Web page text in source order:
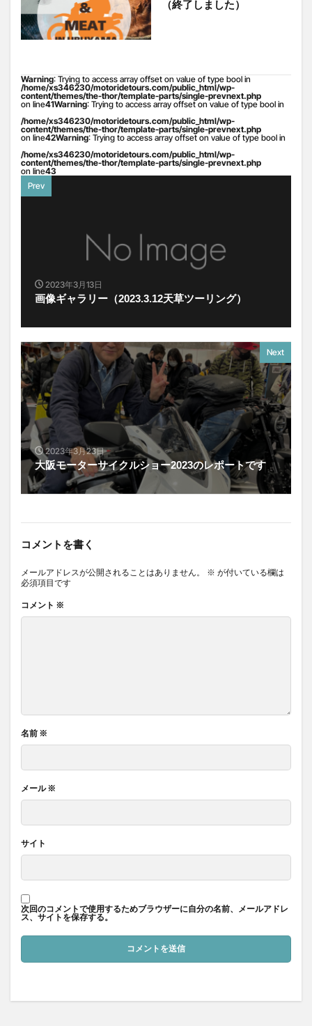
（終了しました）
Warning: Trying to access array offset on value of type bool in
/home/xs346230/motoridetours.com/public_html/wp-
content/themes/the-thor/template-parts/single-prevnext.php
on line41Warning: Trying to access array offset on value of type bool in
/home/xs346230/motoridetours.com/public_html/wp-
content/themes/the-thor/template-parts/single-prevnext.php
on line42Warning: Trying to access array offset on value of type bool in
/home/xs346230/motoridetours.com/public_html/wp-
content/themes/the-thor/template-parts/single-prevnext.php
on line43
Prev
2023年3月13日
画像ギャラリー（2023.3.12天草ツーリング）
Next
2023年3月23日
大阪モーターサイクルショー2023のレポートです
コメントを書く
メールアドレスが公開されることはありません。 ※ が付いている欄は
必須項目です
コメント ※
名前 ※
メール※
サイト
次回のコメントで使用するためブラウザーに自分の名前、メールアドレ
ス、サイトを保存する。